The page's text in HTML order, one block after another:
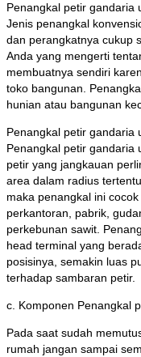
Penangkal petir gandaria
Jenis penangkal
dan perangkatnya cukup
Anda yang mengerti
membuatnya sendiri
toko bangunan.
hunian atau bangunan
Penangkal petir gandaria
Penangkal petir gandaria
petir yang jangkauan
area dalam radius
maka penangkal ini
perkantoran, pabrik,
perkebunan sawit.
head terminal yang
posisinya, semakin luas
terhadap sambaran petir.
c. Komponen Penangkal
Pada saat sudah
rumah jangan sampai